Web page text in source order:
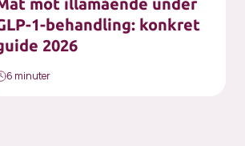
mot illamående under
1-behandling: konkret
2026
6 minuter